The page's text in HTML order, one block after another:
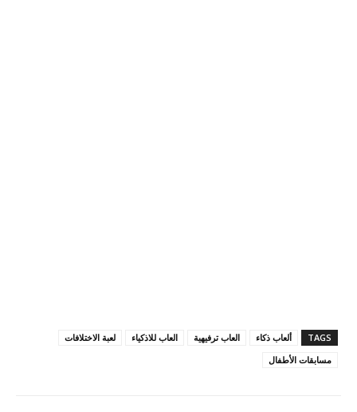
TAGS ألعاب ذكاء العاب ترفيهية العاب للاذكياء
لعبة الاختلافات
مسابقات الأطفال